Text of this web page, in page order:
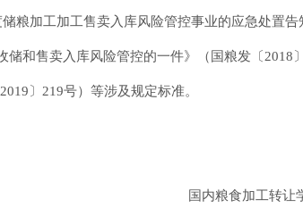
粮加工加工售卖入库风险管控事业的应急处置告
和售卖入库风险管控的一件》（国粮发〔2018
〕219号）等涉及规定标准。
国内粮食加工转